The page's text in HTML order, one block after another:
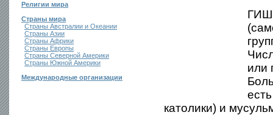
Религии мира
Страны мира
Страны Австралии и Океании
Страны Азии
Страны Африки
Страны Европы
Страны Северной Америки
Страны Южной Америки
Международные организации
или
католики) и